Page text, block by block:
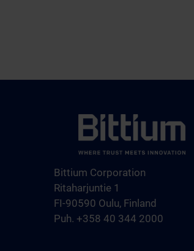
Bittium Corporation
Ritaharjuntie 1
FI-90590 Oulu, Finland
Puh. +358 40 344 2000